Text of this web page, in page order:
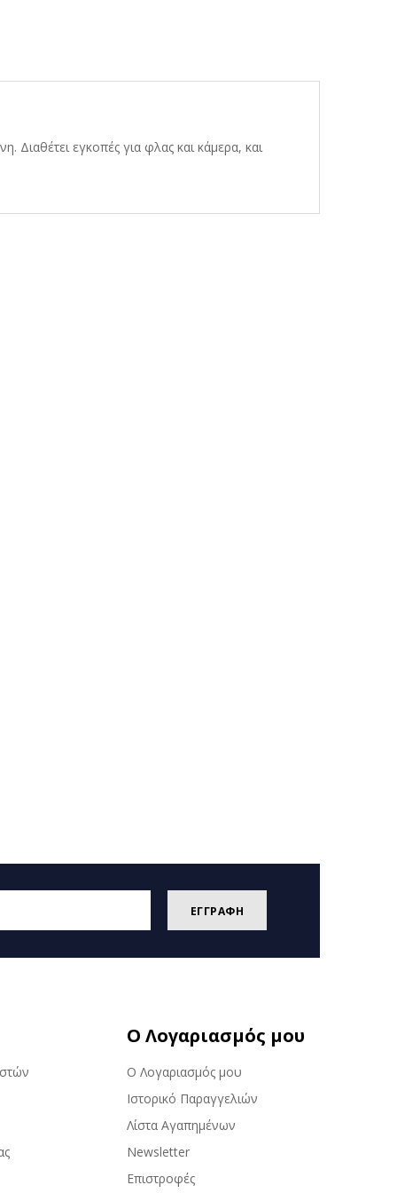
Διαθέτει εγκοπές για φλας και κάμερα, και
ΕΓΓΡΑΦΗ
Ο Λογαριασμός μου
Ο Λογαριασμός μου
Ιστορικό Παραγγελιών
Λίστα Αγαπημένων
Newsletter
Επιστροφές